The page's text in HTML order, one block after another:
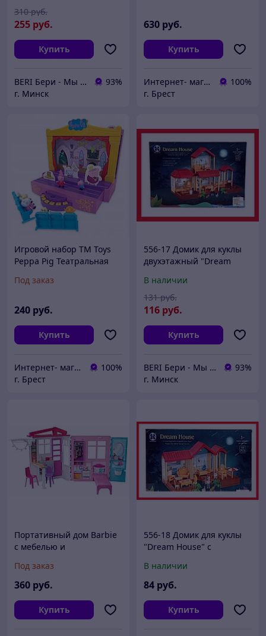
255 руб.
310 руб.
Купить
BERI Бери - Мы ненавидим демпинг, но нас вынуждают конкуренты
93%
г. Минск
630 руб.
Купить
Интернет- магазин O'кей маркет
100%
г. Брест
Игровой набор TM Toys
Peppa Pig Театральная
Под заказ
240 руб.
Купить
Интернет- магазин O'кей маркет
100%
г. Брест
556-17 Домик для куклы
двухэтажный "Dream
элемента
В наличии
116 руб.
131 руб.
Купить
BERI Бери - Мы ненавидим демпинг, но нас вынуждают конкуренты
93%
г. Минск
Портативный дом Barbie
с мебелью и
Под заказ
360 руб.
Купить
556-18 Домик для куклы
"Dream House" с
В наличии
84 руб.
Купить